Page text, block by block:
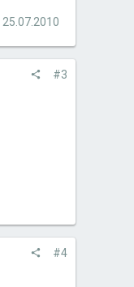
25.07.2010
#3
#4